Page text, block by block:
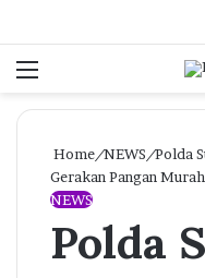
Menu
Home/NEWS/Polda
Gerakan Pangan
NEWS
Polda